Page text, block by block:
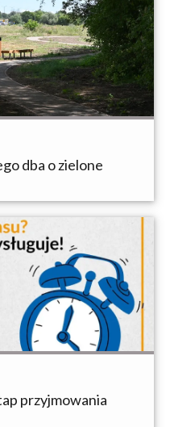
dba o zielone
przyjmowania